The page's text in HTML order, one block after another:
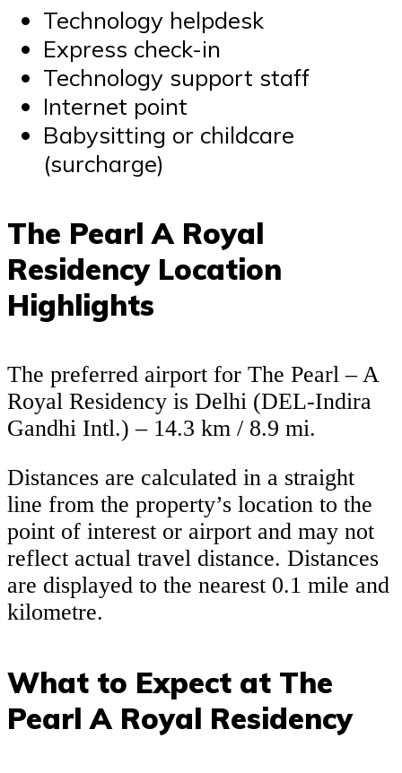
Technology helpdesk
Express check-in
Technology support staff
Internet point
Babysitting or childcare
(surcharge)
The Pearl A Royal
Residency Location
Highlights
The preferred airport for The Pearl – A
Royal Residency is Delhi (DEL-Indira
Gandhi Intl.) – 14.3 km / 8.9 mi.
Distances are calculated in a straight
line from the property’s location to the
point of interest or airport and may not
reflect actual travel distance. Distances
are displayed to the nearest 0.1 mile and
kilometre.
What to Expect at The
Pearl A Royal Residency